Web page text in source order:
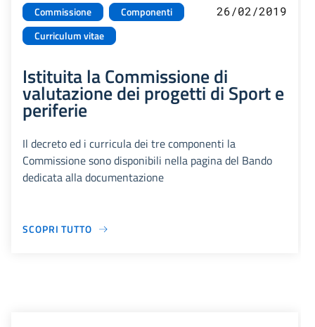
Commissione
Componenti
Curriculum vitae
26/02/2019
Istituita la Commissione di
valutazione dei progetti di Sport e
periferie
Il decreto ed i curricula dei tre componenti la
Commissione sono disponibili nella pagina del Bando
dedicata alla documentazione
SCOPRI TUTTO